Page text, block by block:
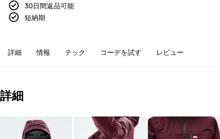
30日間返品可能
短納期
詳細 情報 テック コーデを試す レビュー
詳細